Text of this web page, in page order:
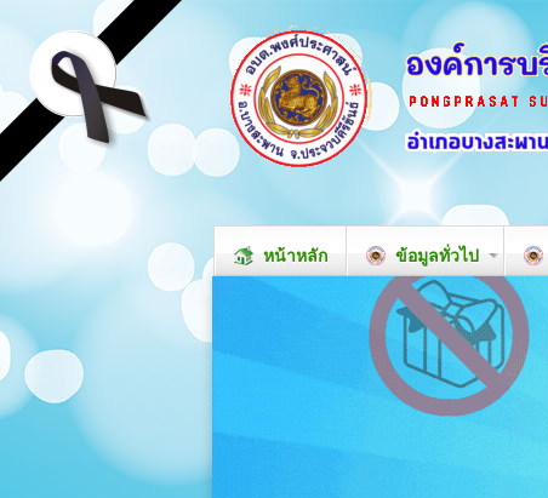
หน้าหลัก ข้อมูลทั่วไป